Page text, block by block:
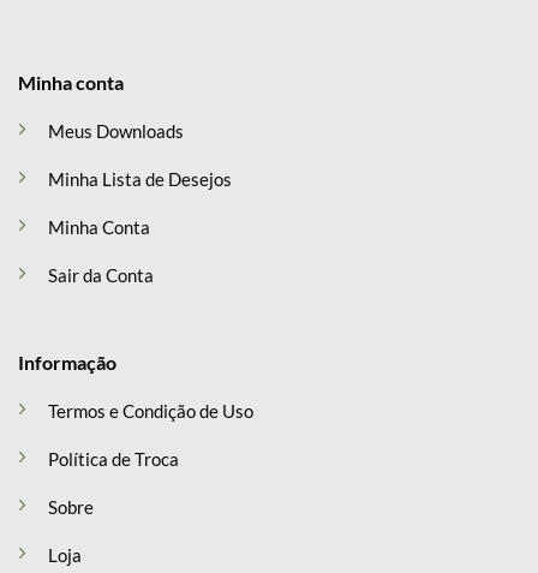
Minha conta
Meus Downloads
Minha Lista de Desejos
Minha Conta
Sair da Conta
Informação
Termos e Condição de Uso
Política de Troca
Sobre
Loja